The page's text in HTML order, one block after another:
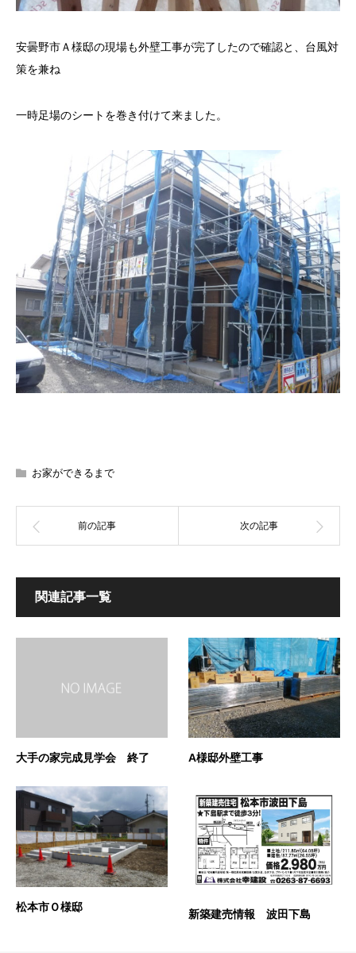
安曇野市Ａ様邸の現場も外壁工事が完了したので確認と、台風対
策を兼ね
一時足場のシートを巻き付けて来ました。
お家ができるまで
関連記事一覧
大手の家完成見学会 終了 A様邸外壁工事
松本市Ｏ様邸
新築建売情報 波田下島